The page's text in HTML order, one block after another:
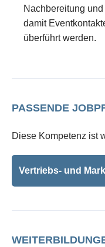
Nachbereitung
damit
überführt werden.
PASSENDE
Diese Kompetenz ist
Vertriebs- und